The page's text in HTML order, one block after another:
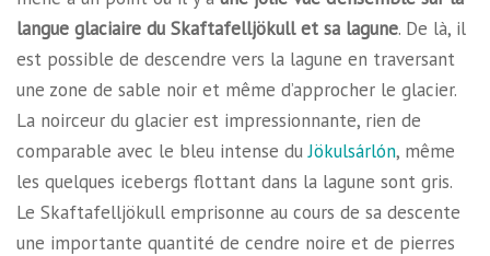
langue glaciaire du Skaftafelljökull et sa lagune. De là, il
est possible de descendre vers la lagune en traversant
une zone de sable noir et même d’approcher le glacier.
La noirceur du glacier est impressionnante, rien de
comparable avec le bleu intense duJökulsárlón, même
les quelques icebergs flottant dans la lagune sont gris.
Le Skaftafelljökull emprisonne au cours de sa descente
une importante quantité de cendre noire et de pierres